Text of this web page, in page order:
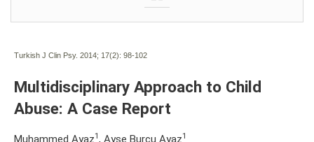
Turkish J Clin Psy. 2014; 17(2): 98-102
Multidisciplinary Approach to Child
Abuse: A Case Report
Muhammed Ayaz1, Ayşe Burcu Ayaz1